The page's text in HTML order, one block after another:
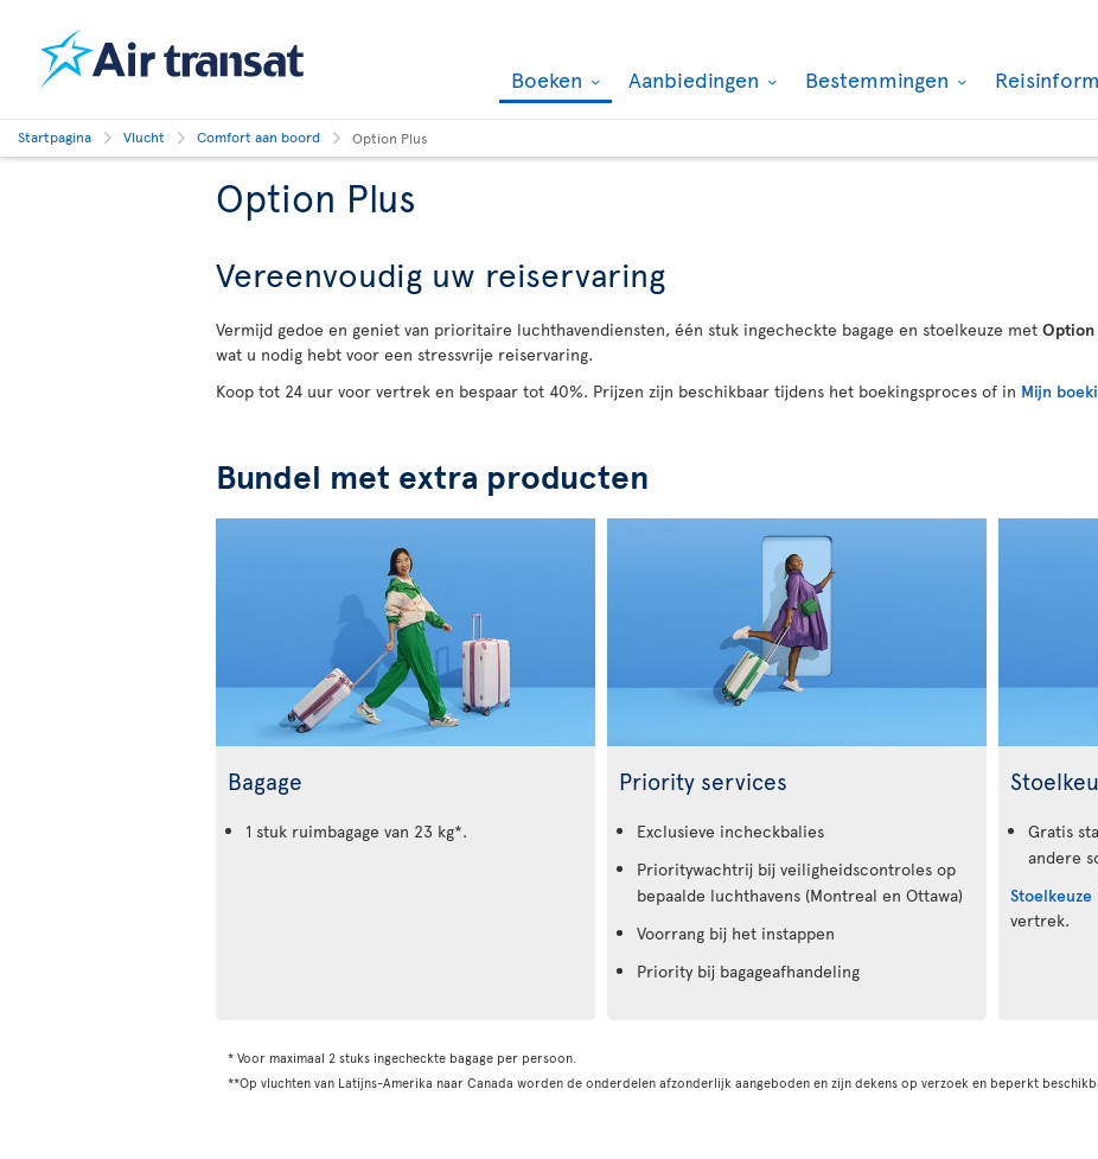
Boeken Aanbiedingen Bestemmingen
Startpagina Vlucht Comfort aan boord Option Plus
Option Plus
Vereenvoudig uw reiservaring
Vermijd gedoe en geniet van prioritaire luchthavendiensten, één stuk ingecheckte bagage en stoelkeuze met Option
wat u nodig hebt voor een stressvrije reiservaring.
Koop tot 24 uur voor vertrek en bespaar tot 40%. Prijzen zijn beschikbaar tijdens het boekingsproces of in Mijn
Bundel met extra producten
Bagage
1 stuk ruimbagage van 23 kg*.
Priority services
Exclusieve incheckbalies
Prioritywachtrij bij veiligheidscontroles op
bepaalde luchthavens (Montreal en Ottawa)
Voorrang bij het instappen
Priority bij bagageafhandeling
Gratis
andere
Stoelkeuze
vertrek.
* Voor maximaal 2 stuks ingecheckte bagage per persoon.
**Op vluchten van Latijns-Amerika naar Canada worden de onderdelen afzonderlijk aangeboden en zijn dekens op verzoek en beperkt